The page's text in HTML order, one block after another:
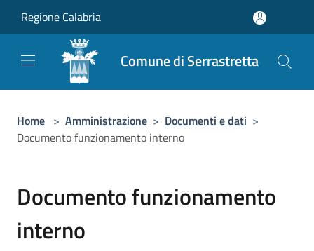
Regione Calabria
Comune di Serrastretta
Home > Amministrazione > Documenti e dati >
Documento funzionamento interno
Documento funzionamento
interno